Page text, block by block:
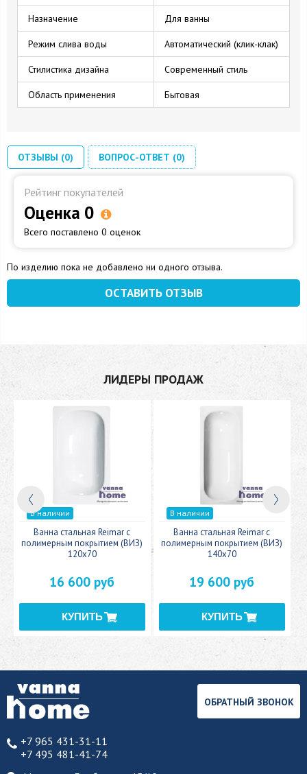
Назначение Для ванны
Режим слива воды Автоматический (клик-клак)
Стилистика дизайна Современный стиль
Область применения Бытовая
ОТЗЫВЫ (0) ВОПРОС-ОТВЕТ (0)
Рейтинг покупателей
Оценка 0
Всего поставлено 0 оценок
По изделию пока не добавлено ни одного отзыва.
ОСТАВИТЬ ОТЗЫВ
ЛИДЕРЫ ПРОДАЖ
В наличии
Ванна стальная Reimar с
полимерным покрытием (ВИЗ)
120x70
16 600 руб
В наличии
Ванна стальная Reimar с
полимерным покрытием (ВИЗ)
140x70
19 600 руб
+7 965 431-31-11
+7 495 481-41-74
ОБРАТНЫЙ ЗВОНОК